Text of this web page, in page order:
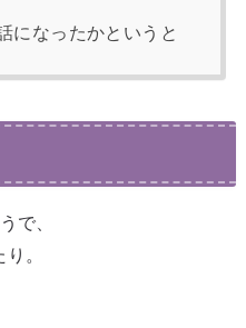
になったかというと
で、
。